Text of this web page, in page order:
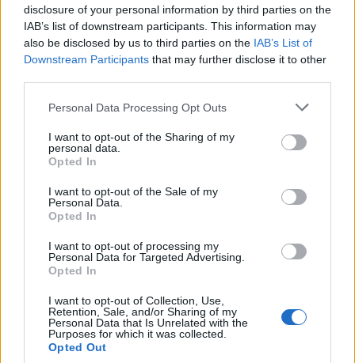
disclosure of your personal information by third parties on the
IAB’s list of downstream participants. This information may
also be disclosed by us to third parties on the IAB’s List of
Downstream Participants that may further disclose it to other
Personal Data Processing Opt Outs
I want to opt-out of the Sharing of my
personal data.
Opted In
I want to opt-out of the Sale of my
Personal Data.
Opted In
I want to opt-out of processing my
Personal Data for Targeted Advertising.
Opted In
I want to opt-out of Collection, Use,
Retention, Sale, and/or Sharing of my
Personal Data that Is Unrelated with the
Purposes for which it was collected.
Opted Out
aktywnym człowiekiem, jednak obecnie ma
całkowicie inne spojrzenie na rzeczywistość, jest
krytyczny. Wiek i inne doświadczenia tworzą
jest samotny.
Przeszłość poety
odbite w zamglonym lustrze mojego życia” to
właśnie jego odbiorcy, którzy widzą go z
przeszłości (w młodości angażował się w
działalność konspiracyjną w czasie II wojny
Wojska Polskiego oraz Krzyżem Armii Krajowej),
jednak „zamglone lustro” może świadczyć o
niekoniecznie dobrym zrozumieniu jego działań